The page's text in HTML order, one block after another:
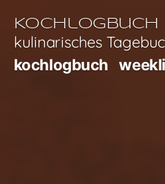
Inhalt
springen
Kochlogbuch
kulinarisches
kochlogbuch